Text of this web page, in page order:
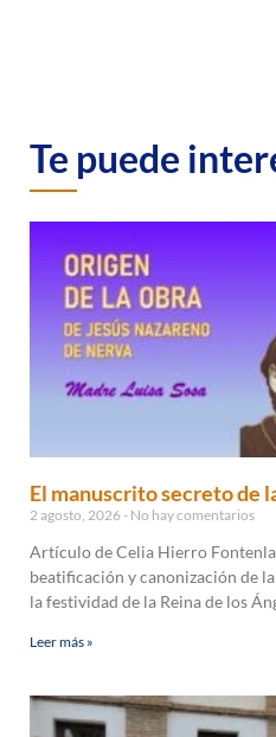
Te puede
El manuscrito secreto de
2 agosto, 2026 No hay comentarios
Artículo de Celia Hierro
beatificación y canonización de
la festividad de la Reina de los
Leer más »